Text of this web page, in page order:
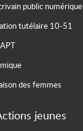
public numérique
tutélaire 10-51
des femmes
jeunes